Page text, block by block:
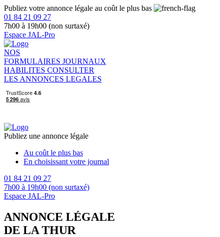
Publiez votre annonce légale au coût le plus bas
01 84 21 09 27
7h00 à 19h00 (non surtaxé)
Espace JAL-Pro
NOS
FORMULAIRES JOURNAUX
HABILITES CONSULTER
LES ANNONCES LEGALES
Publiez une annonce légale
Au coût le plus bas
En choisissant votre journal
01 84 21 09 27
7h00 à 19h00 (non surtaxé)
Espace JAL-Pro
ANNONCE LÉGALE
DE LA THUR